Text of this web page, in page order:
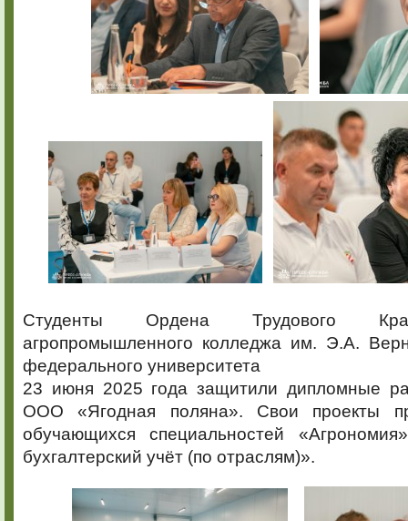
Студенты Ордена Трудового
агропромышленного колледжа им. Э.А.
федерального университета
23 июня 2025 года защитили дипломные
ООО «Ягодная поляна». Свои проекты
обучающихся специальностей
бухгалтерский учёт (по отраслям)».